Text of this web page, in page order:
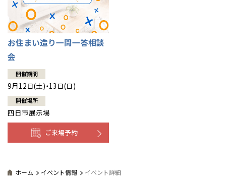
お住まい造り一問一答相談
会
開催期間
9月12日(土)・13日(日)
開催場所
四日市展示場
ご来場予約
ホーム イベント情報 イベント詳細